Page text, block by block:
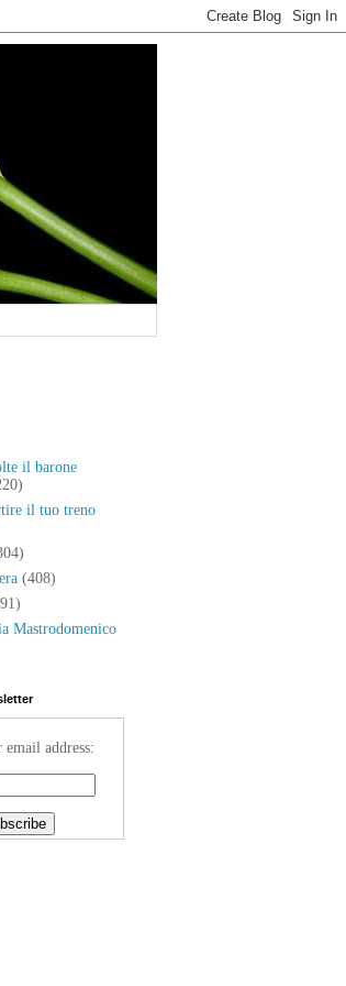
il barone
il tuo treno
(408)
Mastrodomenico
address: